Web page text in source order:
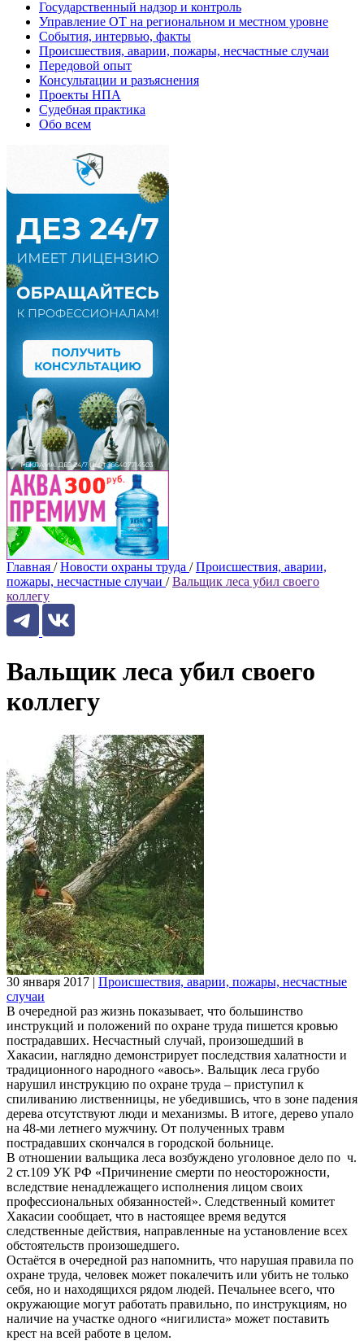
Государственный надзор и контроль
Управление ОТ на региональном и местном уровне
События, интервью, факты
Происшествия, аварии, пожары, несчастные случаи
Передовой опыт
Консультации и разъяснения
Проекты НПА
Судебная практика
Обо всем
Главная / Новости охраны труда / Происшествия, аварии,
пожары, несчастные случаи / Вальщик леса убил своего
коллегу
Вальщик леса убил своего
коллегу
30 января 2017 | Происшествия, аварии, пожары, несчастные
случаи
В очередной раз жизнь показывает, что большинство
инструкций и положений по охране труда пишется кровью
пострадавших. Несчастный случай, произошедший в
Хакасии, наглядно демонстрирует последствия халатности и
традиционного народного «авось». Вальщик леса грубо
нарушил инструкцию по охране труда – приступил к
спиливанию лиственницы, не убедившись, что в зоне падения
дерева отсутствуют люди и механизмы. В итоге, дерево упало
на 48-ми летнего мужчину. От полученных травм
пострадавших скончался в городской больнице.
В отношении вальщика леса возбуждено уголовное дело по ч.
2 ст.109 УК РФ «Причинение смерти по неосторожности,
вследствие ненадлежащего исполнения лицом своих
профессиональных обязанностей». Следственный комитет
Хакасии сообщает, что в настоящее время ведутся
следственные действия, направленные на установление всех
обстоятельств произошедшего.
Остаётся в очередной раз напомнить, что нарушая правила по
охране труда, человек может покалечить или убить не только
себя, но и находящихся рядом людей. Печальнее всего, что
окружающие могут работать правильно, по инструкциям, но
наличие на участке одного «нигилиста» может поставить
крест на всей работе в целом.